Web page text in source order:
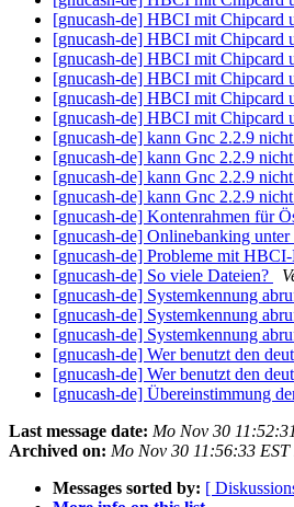
[gnucash-de] HBCI mit Chipcard
[gnucash-de] HBCI mit Chipcard
[gnucash-de] HBCI mit Chipcard
[gnucash-de] HBCI mit Chipcard
[gnucash-de] HBCI mit Chipcard
[gnucash-de] HBCI mit Chipcard
[gnucash-de] kann Gnc 2.2.9
[gnucash-de] kann Gnc 2.2.9
[gnucash-de] kann Gnc 2.2.9
[gnucash-de] kann Gnc 2.2.9
[gnucash-de] Kontenrahmen für
[gnucash-de] Onlinebanking
[gnucash-de] Probleme mit
[gnucash-de] So viele Dateien?
[gnucash-de] Systemkennung
[gnucash-de] Systemkennung
[gnucash-de] Systemkennung
[gnucash-de] Wer benutzt den
[gnucash-de] Wer benutzt den
[gnucash-de] Übereinstimmung
Last message date: Mo Nov 30
Archived on: Mo Nov 30 11:56:33 EST
Messages sorted by: [